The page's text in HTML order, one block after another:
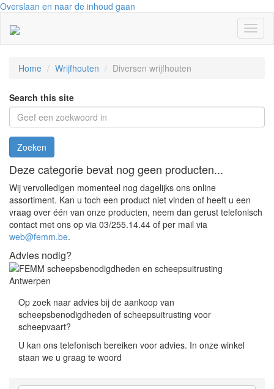
Overslaan en naar de inhoud gaan
Home Wrijfhouten Diversen wrijfhouten
Search this site
Zoeken
Deze categorie bevat nog geen producten...
Wij vervolledigen momenteel nog dagelijks ons online
assortiment. Kan u toch een product niet vinden of heeft u een
vraag over één van onze producten, neem dan gerust telefonisch
contact met ons op via 03/255.14.44 of per mail via
web@femm.be.
Advies nodig?
Op zoek naar advies bij de aankoop van
scheepsbenodigdheden of scheepsuitrusting voor
scheepvaart?
U kan ons telefonisch bereiken voor advies. In onze winkel
staan we u graag te woord